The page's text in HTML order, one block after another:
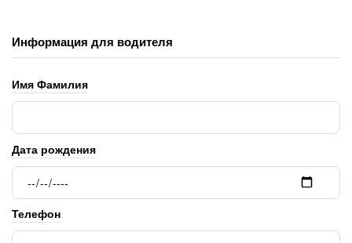
Информация для водителя
Имя Фамилия
Дата рождения
Телефон